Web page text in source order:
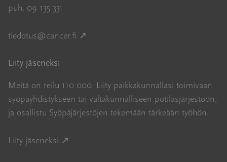
puh. 09 135 331
tiedotus@cancer.fi ↗
Liity jäseneksi
Meitä on reilu 110 000. Liity paikkakunnallasi toimivaan
syöpäyhdistykseen tai valtakunnalliseen potilasjärjestöön,
ja osallistu Syöpäjärjestöjen tekemään tärkeään työhön.
Liity jäseneksi ↗